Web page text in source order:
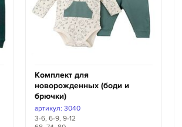
Комплект для
новорожденных (боди и
брючки)
артикул: 3040
3-6, 6-9, 9-12